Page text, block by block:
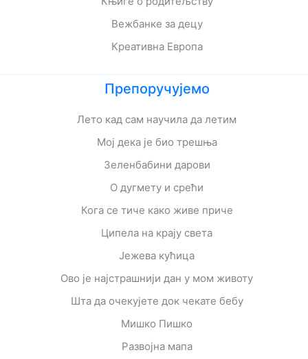
Вежбанке за децу
Креативна Европа
Препоручујемо
Лето кад сам научила да летим
Мој дека је био трешња
Зеленбабини дарови
О дугмету и срећи
Кога се тиче како живе приче
Ципела на крају света
Јежева кућица
Ово је најстрашнији дан у мом животу
Шта да очекујете док чекате бебу
Мишко Пишко
Развојна мапа